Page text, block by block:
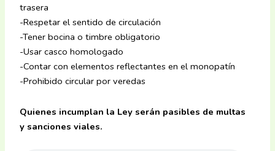
trasera
-Respetar el sentido de circulación
-Tener bocina o timbre obligatorio
-Usar casco homologado
-Contar con elementos reflectantes en el monopatín
-Prohibido circular por veredas
Quienes incumplan la Ley serán pasibles de multas
y sanciones viales.